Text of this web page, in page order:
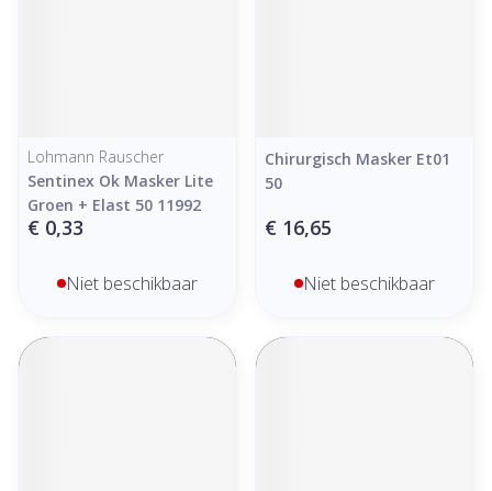
Lohmann Rauscher
Sentinex Ok Masker Lite
Groen + Elast 50 11992
€ 0,33
Niet beschikbaar
Chirurgisch Masker Et01
50
€ 16,65
Niet beschikbaar